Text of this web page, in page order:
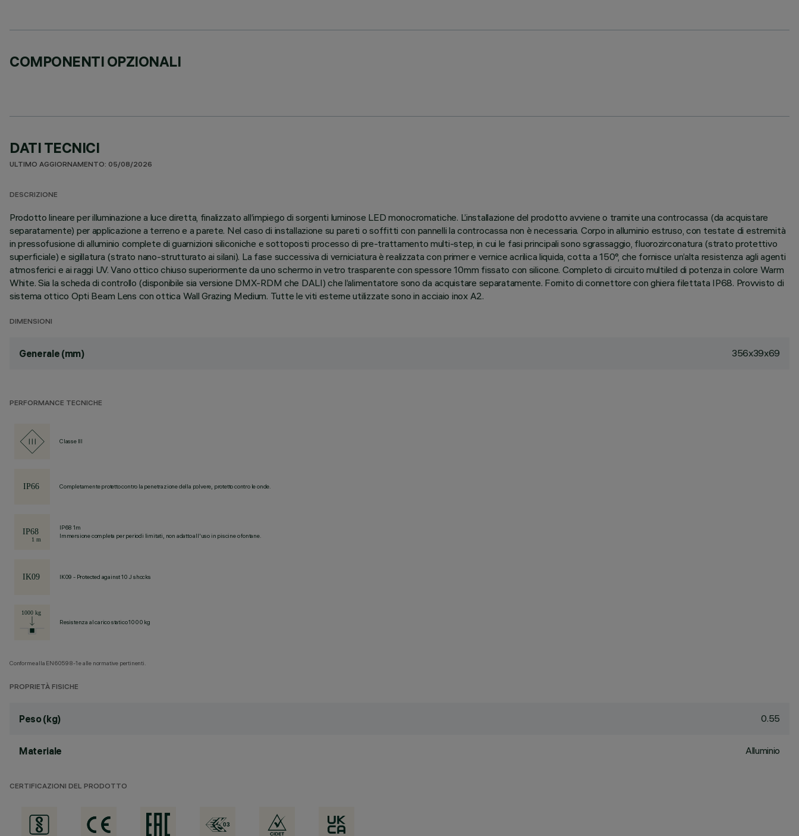
COMPONENTI OPZIONALI
DATI TECNICI
ULTIMO AGGIORNAMENTO: 05/08/2026
DESCRIZIONE
Prodotto lineare per illuminazione a luce diretta, finalizzato all’impiego di sorgenti luminose LED monocromatiche. L’installazione del prodotto avviene o tramite una controcassa (da acquistare
separatamente) per applicazione a terreno e a parete. Nel caso di installazione su pareti o soffitti con pannelli la controcassa non è necessaria. Corpo in alluminio estruso, con testate di estremità
in pressofusione di alluminio complete di guarnizioni siliconiche e sottoposti processo di pre-trattamento multi-step, in cui le fasi principali sono sgrassaggio, fluorozirconatura (strato protettivo
superficiale) e sigillatura (strato nano-strutturato ai silani). La fase successiva di verniciatura è realizzata con primer e vernice acrilica liquida, cotta a 150°, che fornisce un’alta resistenza agli agenti
atmosferici e ai raggi UV. Vano ottico chiuso superiormente da uno schermo in vetro trasparente con spessore 10mm fissato con silicone. Completo di circuito multiled di potenza in colore Warm
White. Sia la scheda di controllo (disponibile sia versione DMX-RDM che DALI) che l’alimentatore sono da acquistare separatamente. Fornito di connettore con ghiera filettata IP68. Provvisto di
sistema ottico Opti Beam Lens con ottica Wall Grazing Medium. Tutte le viti esterne utilizzate sono in acciaio inox A2.
DIMENSIONI
Generale (mm) 356x39x69
PERFORMANCE TECNICHE
Classe III
Completamente protetto contro la penetrazione della polvere, protetto contro le onde.
IP68 1m
Immersione completa per periodi limitati, non adatto all'uso in piscine o fontane.
IK09 - Protected against 10 J shocks
Resistenza al carico statico 1000 kg
Conforme alla EN60598-1 e alle normative pertinenti.
PROPRIETÀ FISICHE
Peso (kg) 0.55
Materiale Alluminio
CERTIFICAZIONI DEL PRODOTTO